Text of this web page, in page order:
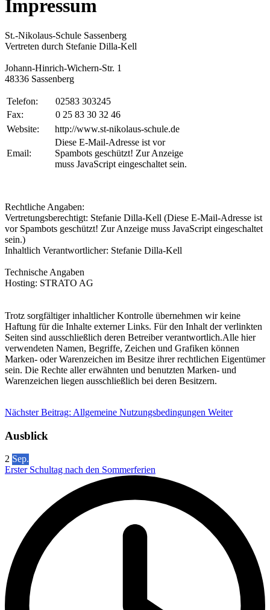
Impressum
St.-Nikolaus-Schule Sassenberg
Vertreten durch Stefanie Dilla-Kell
Johann-Hinrich-Wichern-Str. 1
48336 Sassenberg
Telefon:
02583 303245
Fax:
0 25 83 30 32 46
Website:
http://www.st-nikolaus-schule.de
Email:
Diese E-Mail-Adresse ist vor
Spambots geschützt! Zur Anzeige
muss JavaScript eingeschaltet sein.
Rechtliche Angaben:
Vertretungsberechtigt: Stefanie Dilla-Kell (Diese E-Mail-Adresse ist
vor Spambots geschützt! Zur Anzeige muss JavaScript eingeschaltet
sein.)
Inhaltlich Verantwortlicher: Stefanie Dilla-Kell
Technische Angaben
Hosting: STRATO AG
Trotz sorgfältiger inhaltlicher Kontrolle übernehmen wir keine
Haftung für die Inhalte externer Links. Für den Inhalt der verlinkten
Seiten sind ausschließlich deren Betreiber verantwortlich.Alle hier
verwendeten Namen, Begriffe, Zeichen und Grafiken können
Marken- oder Warenzeichen im Besitze ihrer rechtlichen Eigentümer
sein. Die Rechte aller erwähnten und benutzten Marken- und
Warenzeichen liegen ausschließlich bei deren Besitzern.
Nächster Beitrag: Allgemeine Nutzungsbedingungen Weiter
Ausblick
2 Sep.
Erster Schultag nach den Sommerferien